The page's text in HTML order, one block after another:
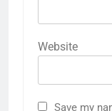
Website
Save my